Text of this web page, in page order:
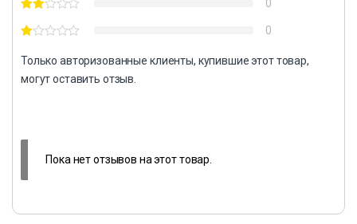
0
0
Только авторизованные клиенты, купившие этот товар,
могут оставить отзыв.
Пока нет отзывов на этот товар.